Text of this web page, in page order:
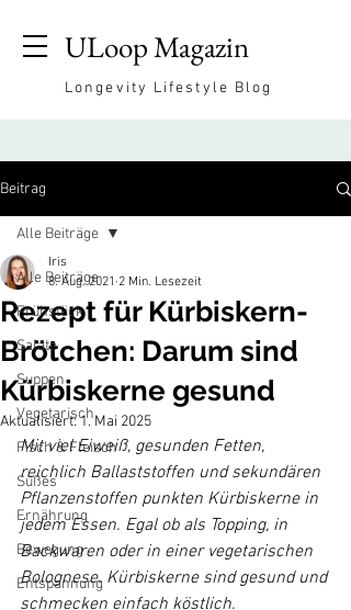
ULoop Magazin
Longevity Lifestyle Blog
Beitrag
Alle Beiträge
Frühstück
Salate
Suppen
Vegetarisch
Fisch & Fleisch
Süßes
Ernährung
Bewegung
Entspannung
Alle Beiträge
Rezept für Kürbiskern-
Brötchen: Darum sind
Kürbiskerne gesund
Iris
8. Aug. 2021 2 Min. Lesezeit
Aktualisiert:1. Mai 2025
Mit viel Eiweiß, gesunden Fetten,
reichlich Ballaststoffen und sekundären
Pflanzenstoffen punkten Kürbiskerne in
jedem Essen. Egal ob als Topping, in
Backwaren oder in einer vegetarischen
Bolognese. Kürbiskerne sind gesund und